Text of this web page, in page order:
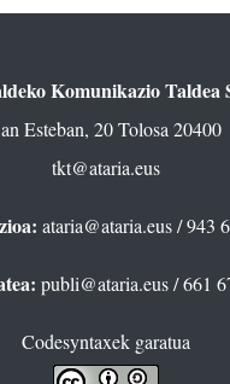
Komunikazio Taldea
Esteban, 20 Tolosa 20400
tkt@ataria.eus
ataria@ataria.eus/ 943
publi@ataria.eus/ 661
Codesyntaxek garatua